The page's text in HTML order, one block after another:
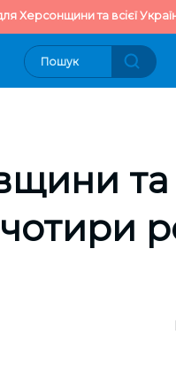
Херсонщини та всієї
та